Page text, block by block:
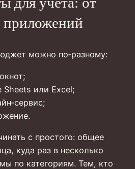
приложений
можно по‑разному:
Sheets или Excel;
с простого: общее
куда раз в несколько
по категориям. Тем, кто